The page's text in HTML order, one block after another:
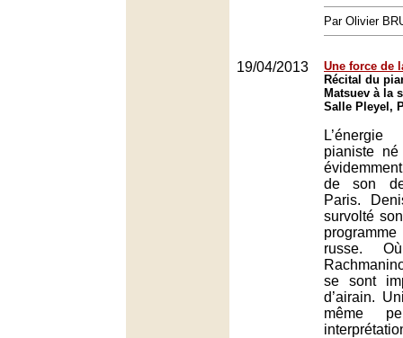
Par Olivier
19/04/2013
Une force de
Récital du
Matsuev à la
Salle Pleyel,
pianiste
de son
Paris.
survolté
russe.
se sont
d’airain.
même